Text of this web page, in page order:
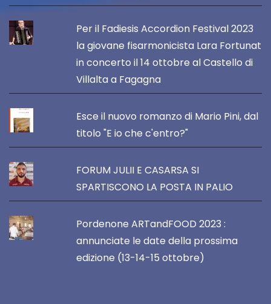
Per il Fadiesis Accordion Festival 2023
la giovane fisarmonicista Lara Fortunat
in concerto il 14 ottobre al Castello di
Villalta a Fagagna
Esce il nuovo romanzo di Mario Pini, dal
titolo "E io che c'entro?"
FORUM JULII E CASARSA SI
SPARTISCONO LA POSTA IN PALIO
Pordenone ARTandFOOD 2023 :
annunciate le date della prossima
edizione (13-14-15 ottobre)